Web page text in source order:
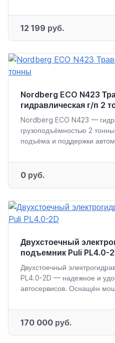
12 199 руб.
Nordberg ECO N423
гидравлическая г/п 2
Nordberg ECO N423 —
грузоподъёмностью 2
подъёма и поддержки
0 руб.
Двухстоечный
подъемник Puli PL4.0-
Двухстоечный
PL4.0-2D — надежное и
автосервисов. Оснащён
170 000 руб.